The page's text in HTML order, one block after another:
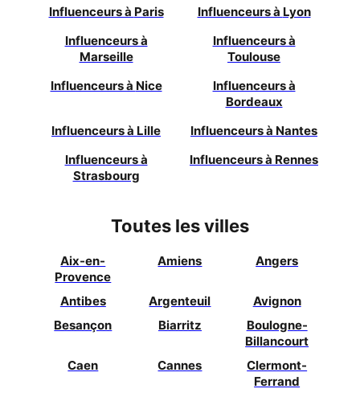
Influenceurs à Paris Influenceurs à Lyon
Influenceurs à
Marseille
Influenceurs à
Toulouse
Influenceurs à Nice
Influenceurs à
Bordeaux
Influenceurs à Lille Influenceurs à Nantes
Influenceurs à
Strasbourg
Influenceurs à Rennes
Toutes les villes
Aix-en-
Provence
Amiens Angers
Antibes Argenteuil
Avignon
Besançon
Biarritz
Boulogne-
Billancourt
Caen
Cannes
Clermont-
Ferrand